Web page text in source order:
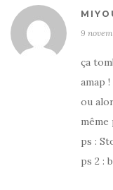
9
ça
amap
ou
même
ps :
ps 2 :